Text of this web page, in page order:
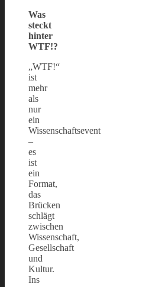
Was
steckt
hinter
WTF!?
„WTF!“
ist
mehr
als
nur
ein
Wissenschaftsevent
–
es
ist
ein
Format,
das
Brücken
schlägt
zwischen
Wissenschaft,
Gesellschaft
und
Kultur.
Ins